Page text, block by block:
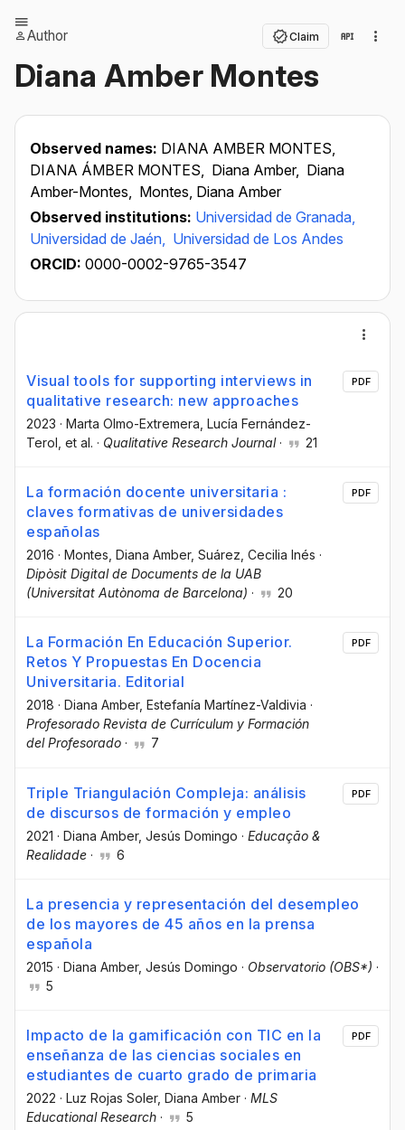
Author Claim
Diana Amber Montes
Observed names: DIANA AMBER MONTES,
DIANA ÁMBER MONTES, Diana Amber, Diana
Amber-Montes, Montes, Diana Amber
Observed institutions: Universidad de Granada,
Universidad de Jaén, Universidad de Los Andes
ORCID: 0000-0002-9765-3547
Visual tools for supporting interviews in
qualitative research: new approaches
2023 · Marta Olmo-Extremera , Lucía Fernández-
Terol , et al. · Qualitative Research Journal· 21
PDF
La formación docente universitaria :
claves formativas de universidades
españolas
2016 · Montes, Diana Amber, Suárez, Cecilia Inés ·
Dipòsit Digital de Documents de la UAB
(Universitat Autònoma de Barcelona) · 20
PDF
La Formación En Educación Superior.
Retos Y Propuestas En Docencia
Universitaria. Editorial
2018 · Diana Amber, Estefanía Martínez-Valdivia ·
Profesorado Revista de Currículum y Formación
del Profesorado · 7
PDF
Triple Triangulación Compleja: análisis
de discursos de formación y empleo
2021 · Diana Amber, Jesús Domingo · Educação &
Realidade · 6
PDF
La presencia y representación del desempleo
de los mayores de 45 años en la prensa
española
2015 · Diana Amber, Jesús Domingo · Observatorio (OBS*) ·
5
Impacto de la gamificación con TIC en la
enseñanza de las ciencias sociales en
estudiantes de cuarto grado de primaria
2022 · Luz Rojas Soler, Diana Amber · MLS
Educational Research · 5
PDF